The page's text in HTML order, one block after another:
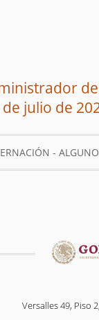
julio de
-
Versalles 49, Piso